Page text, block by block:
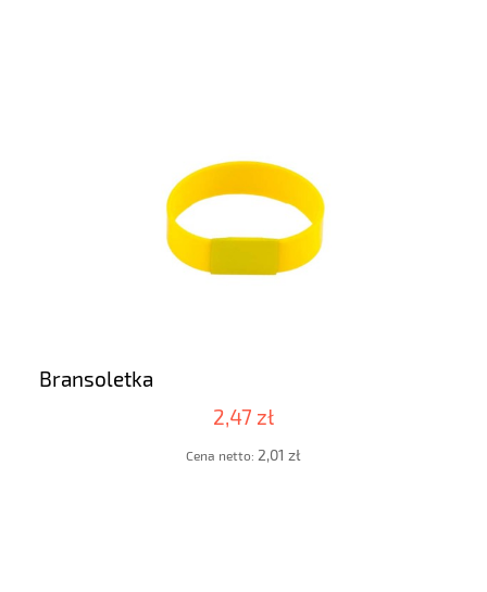
Bransoletka
2,47 zł
Cena netto: 2,01 zł